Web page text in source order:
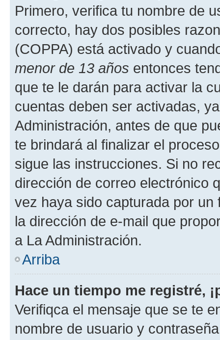
Primero, verifica tu nombre de
correcto, hay dos posibles
(COPPA) está activado y
menor de 13 años entonces
que te le darán para activar la
cuentas deben ser activadas,
Administración, antes de que
te brindará al finalizar el
sigue las instrucciones. Si no
dirección de correo electrónico
vez haya sido capturada por
la dirección de e-mail que
a La Administración.
Arriba
Hace un tiempo me registré,
Verifiqca el mensaje que se te
nombre de usuario y